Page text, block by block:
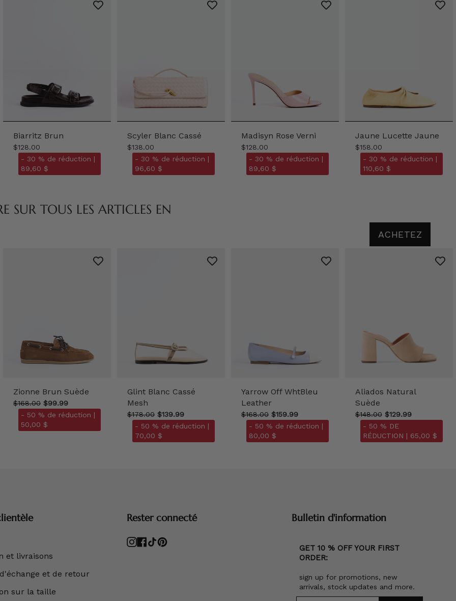
Biarritz Brun
$128.00
- 30 % de réduction |
89,60 $
Scyler Blanc Cassé
$138.00
- 30 % de réduction |
96,60 $
Madisyn Rose Verni
$128.00
- 30 % de réduction |
89,60 $
Jaune Lucette Jaune
$158.00
- 30 % de réduction |
110,60 $
SUR TOUS LES ARTICLES EN
ACHETEZ
Zionne Brun Suède
$168.00 $99.99
- 50 % de réduction |
50,00 $
Glint Blanc Cassé
Mesh
$178.00 $139.99
- 50 % de réduction |
70,00 $
Yarrow Off WhtBleu
Leather
$168.00 $159.99
- 50 % de réduction |
80,00 $
Aliados Natural
Suède
$148.00 $129.99
- 50 % DE
RÉDUCTION | 65,00 $
et livraisons
et de retour
sur la taille
Rester connecté
Instagram
Facebook
TikTokPinterest
Bulletin d'information
GET 10 % OFF YOUR FIRST
ORDER:
sign up for promotions, new
arrivals, stock updates and more.